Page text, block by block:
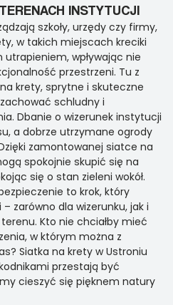
INSTYTUCJI
szkoły, urzędy czy firmy,
w takich miejscach kreciki
wpływając nie
przestrzeni. Tu z
krety, sprytne i skuteczne
schludny i
Dbanie o wizerunek instytucji
a dobrze utrzymane ogrody
zamontowanej siatce na
spokojnie skupić się na
się o stan zieleni wokół.
to krok, który
zarówno dla wizerunku, jak i
Kto nie chciałby mieć
w którym można z
Siatka na krety w Ustroniu
przestają być
cieszyć się pięknem natury